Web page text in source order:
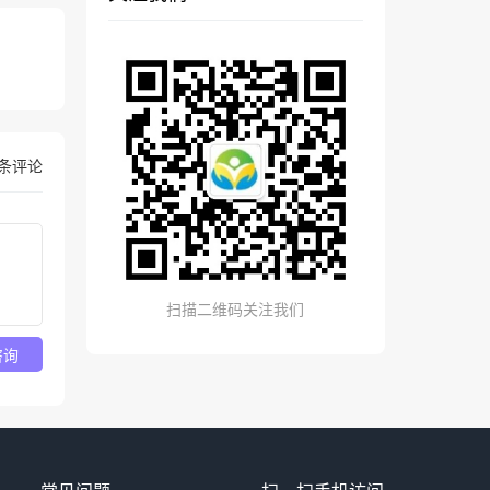
评论
扫描二维码关注我们